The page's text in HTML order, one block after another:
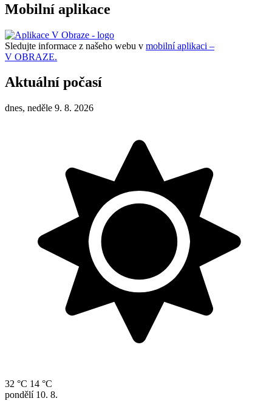
Mobilní aplikace
Sledujte informace z našeho webu v mobilní aplikaci –
V OBRAZE.
Aktuální počasí
dnes, neděle 9. 8. 2026
32 °C 14 °C
pondělí 10. 8.